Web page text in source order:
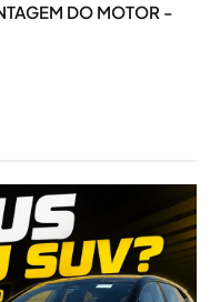
DO MOTOR -